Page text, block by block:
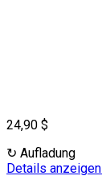
24,90 $
↻ Aufladung
Details anzeigen